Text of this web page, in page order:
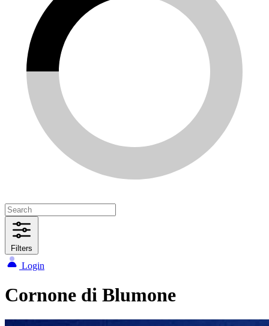
Filters
Login
Cornone di Blumone